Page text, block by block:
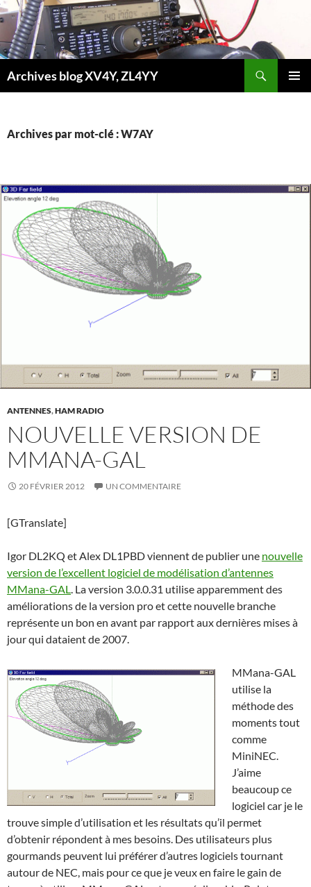
Aller
au
contenu
Archives blog XV4Y, ZL4YY
Archives par mot-clé : W7AY
ANTENNES,HAM RADIO
NOUVELLE VERSION DE
MMANA-GAL
20 FÉVRIER 2012 UN COMMENTAIRE
[GTranslate]
Igor DL2KQ et Alex DL1PBD viennent de publier une nouvelle
version de l’excellent logiciel de modélisation d’antennes
MMana-GAL. La version 3.0.0.31 utilise apparemment des
améliorations de la version pro et cette nouvelle branche
représente un bon en avant par rapport aux dernières mises à
jour qui dataient de 2007.
MMana-GAL
utilise la
méthode des
moments tout
comme
MiniNEC.
J’aime
beaucoup ce
logiciel car je le
trouve simple d’utilisation et les résultats qu’il permet
d’obtenir répondent à mes besoins. Des utilisateurs plus
gourmands peuvent lui préférer d’autres logiciels tournant
autour de NEC, mais pour ce que je veux en faire le gain de